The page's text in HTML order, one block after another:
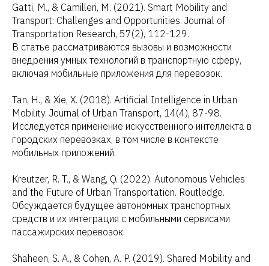
Gatti, M., & Camilleri, M. (2021). Smart Mobility and
Transport: Challenges and Opportunities. Journal of
Transportation Research, 57(2), 112-129.
В статье рассматриваются вызовы и возможности
внедрения умных технологий в транспортную сферу,
включая мобильные приложения для перевозок.
Tan, H., & Xie, X. (2018). Artificial Intelligence in Urban
Mobility. Journal of Urban Transport, 14(4), 87-98.
Исследуется применение искусственного интеллекта в
городских перевозках, в том числе в контексте
мобильных приложений.
Kreutzer, R. T., & Wang, Q. (2022). Autonomous Vehicles
and the Future of Urban Transportation. Routledge.
Обсуждается будущее автономных транспортных
средств и их интеграция с мобильными сервисами
пассажирских перевозок.
Shaheen, S. A., & Cohen, A. P. (2019). Shared Mobility and